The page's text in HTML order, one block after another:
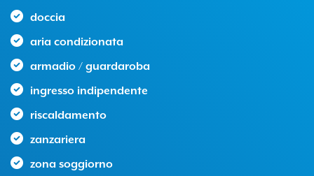
doccia
aria condizionata
armadio / guardaroba
ingresso indipendente
riscaldamento
zanzariera
zona soggiorno